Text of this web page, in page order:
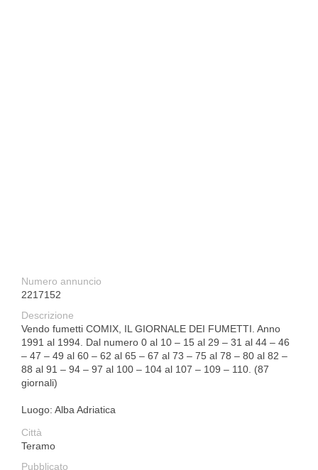
Numero annuncio
2217152
Descrizione
Vendo fumetti COMIX, IL GIORNALE DEI FUMETTI. Anno
1991 al 1994. Dal numero 0 al 10 – 15 al 29 – 31 al 44 – 46
– 47 – 49 al 60 – 62 al 65 – 67 al 73 – 75 al 78 – 80 al 82 –
88 al 91 – 94 – 97 al 100 – 104 al 107 – 109 – 110. (87
giornali)
Luogo: Alba Adriatica
Città
Teramo
Pubblicato